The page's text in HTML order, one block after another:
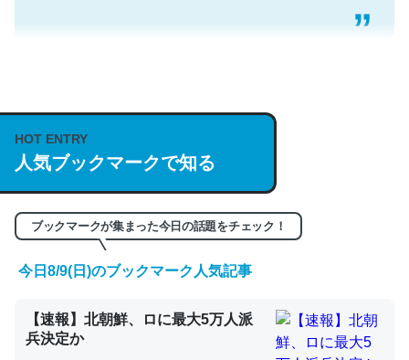
説してる記事が少ないので貴重な良記事。/続編来た
https://isobe324649.hatenablog.com/entry/2023/03/27
/064121
─GPTの仕組みと限界についての考察（１） - conceptualization
くらい。小説でいう「ずっと前の伏線」は回収されないけ
ど、短期記憶というには多い分量。進化すればするほど分
HOT ENTRY
人気ブックマークで知る
ブックマークが集まった今日の話題をチェック！
今日8/9(日)のブックマーク人気記事
【速報】北朝鮮、ロに最大5万人派
兵決定か